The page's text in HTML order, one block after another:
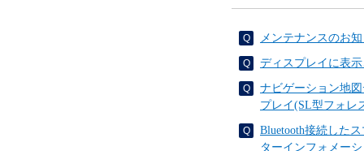
メンテナンスのお
ディスプレイに表
ナビゲーション地
プレイ(SL型フォレ
Bluetooth接続した
ターインフォメー